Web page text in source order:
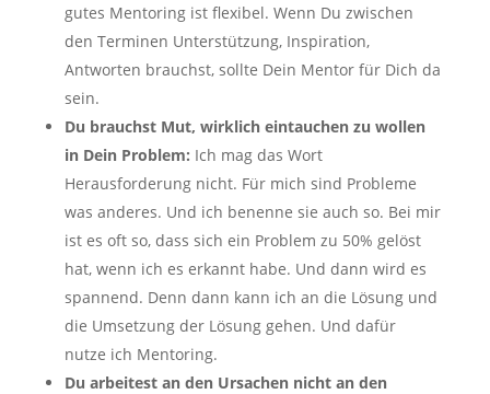
gutes Mentoring ist flexibel. Wenn Du zwischen
den Terminen Unterstützung, Inspiration,
Antworten brauchst, sollte Dein Mentor für Dich da
sein.
Du brauchst Mut, wirklich eintauchen zu wollen
in Dein Problem: Ich mag das Wort
Herausforderung nicht. Für mich sind Probleme
was anderes. Und ich benenne sie auch so. Bei mir
ist es oft so, dass sich ein Problem zu 50% gelöst
hat, wenn ich es erkannt habe. Und dann wird es
spannend. Denn dann kann ich an die Lösung und
die Umsetzung der Lösung gehen. Und dafür
nutze ich Mentoring.
Du arbeitest an den Ursachen nicht an den